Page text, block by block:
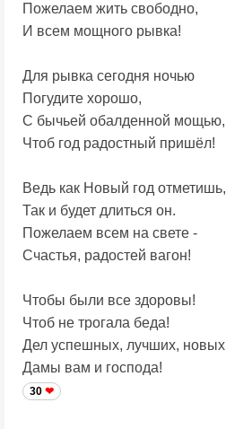
Пожелаем жить свободно,
И всем мощного рывка!
Для рывка сегодня ночью
Погудите хорошо,
С бычьей обалденной мощью,
Чтоб год радостный пришёл!
Ведь как Новый год отметишь,
Так и будет длиться он.
Пожелаем всем на свете -
Счастья, радостей вагон!
Чтобы были все здоровы!
Чтоб не трогала беда!
Дел успешных, лучших, новых
Дамы вам и господа!
30